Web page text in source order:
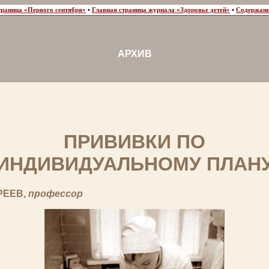
«Первого сентября» • Главная страница журнала «Здоровье детей» •
АРХИВ
ПРИВИВКИ ПО
профессор